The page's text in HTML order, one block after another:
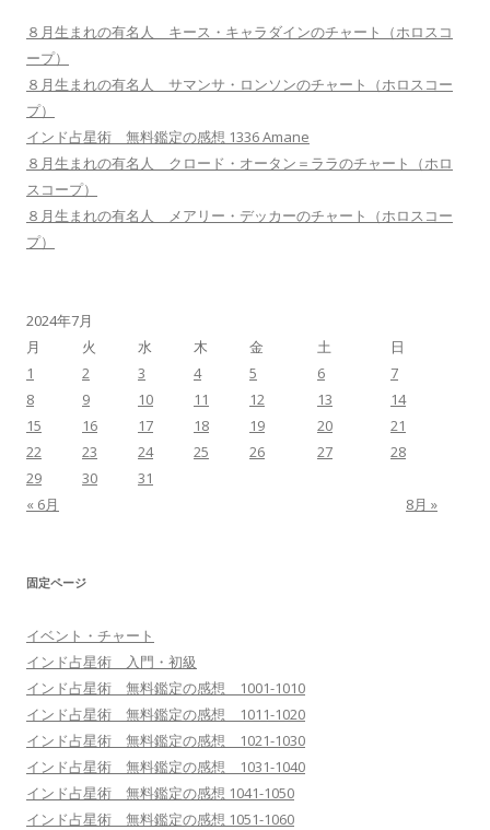
８月生まれの有名人 キース・キャラダインのチャート（ホロスコ
ープ）
８月生まれの有名人 サマンサ・ロンソンのチャート（ホロスコー
プ）
インド占星術 無料鑑定の感想 1336 Amane
８月生まれの有名人 クロード・オータン＝ララのチャート（ホロ
スコープ）
８月生まれの有名人 メアリー・デッカーのチャート（ホロスコー
プ）
2024年7月
月
火 水 木 金 土 日
« 6月 8月 »
1 2 3 4 5 6
7
8
9 10 11 12 13
14
15
16 17 18 19 20
21
22
23 24 25 26 27
28
29
30 31
固定ページ
イベント・チャート
インド占星術 入門・初級
インド占星術 無料鑑定の感想 1001-1010
インド占星術 無料鑑定の感想 1011-1020
インド占星術 無料鑑定の感想 1021-1030
インド占星術 無料鑑定の感想 1031-1040
インド占星術 無料鑑定の感想 1041-1050
インド占星術 無料鑑定の感想 1051-1060